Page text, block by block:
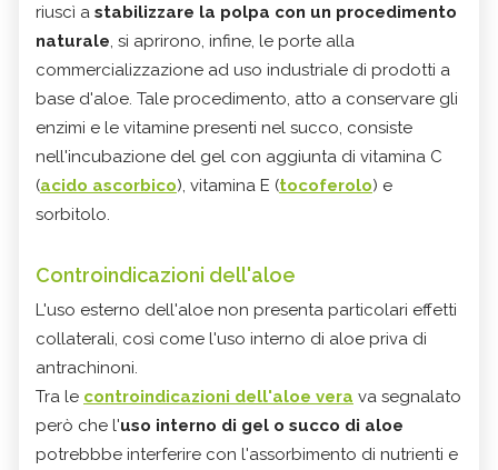
riuscì a stabilizzare la polpa con un procedimento
naturale, si aprirono, infine, le porte alla
commercializzazione ad uso industriale di prodotti a
base d'aloe. Tale procedimento, atto a conservare gli
enzimi e le vitamine presenti nel succo, consiste
nell'incubazione del gel con aggiunta di vitamina C
(acido ascorbico), vitamina E (tocoferolo) e
sorbitolo.
Controindicazioni dell'aloe
L'uso esterno dell'aloe non presenta particolari effetti
collaterali, così come l'uso interno di aloe priva di
antrachinoni.
Tra le controindicazioni dell'aloe vera va segnalato
però che l'uso interno di gel o succo di aloe
potrebbbe interferire con l'assorbimento di nutrienti e